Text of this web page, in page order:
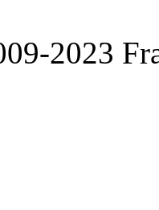
2023